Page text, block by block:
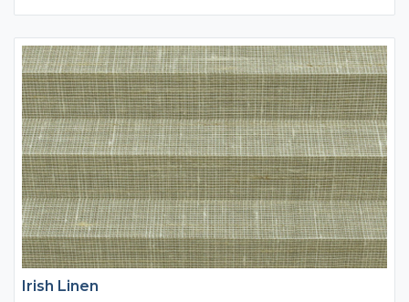
Irish Linen